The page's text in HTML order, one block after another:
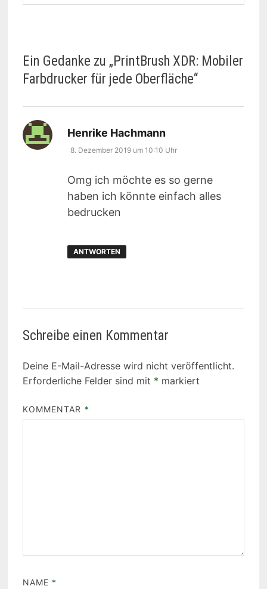
Ein Gedanke zu „PrintBrush XDR: Mobiler
Farbdrucker für jede Oberfläche“
Henrike Hachmann
8. Dezember 2019 um 10:10 Uhr
Omg ich möchte es so gerne
haben ich könnte einfach alles
bedrucken
ANTWORTEN
Schreibe einen Kommentar
Deine E-Mail-Adresse wird nicht veröffentlicht.
Erforderliche Felder sind mit * markiert
KOMMENTAR *
NAME *